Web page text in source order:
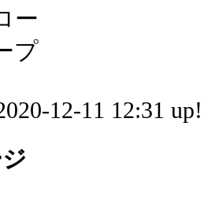
ー
プ
12-11 12:31 up!